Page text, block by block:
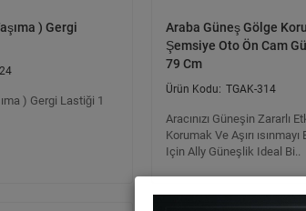
) Gergi
) Gergi Lastiği 1
Araba Güneş Gölge
Şemsiye Oto Ön Cam
79 Cm
TGAK-314
Aracınızı Güneşin Zararlı
Korumak Ve Aşırı
Için Ally Güneşlik Ideal Bi..